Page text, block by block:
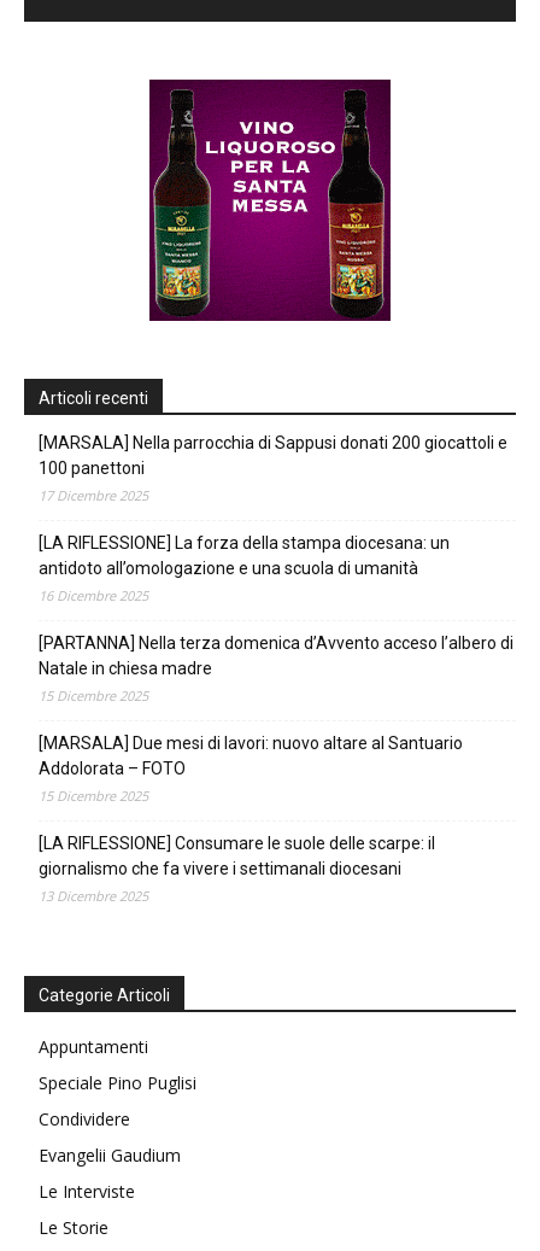
Articoli recenti
[MARSALA] Nella parrocchia di Sappusi donati 200 giocattoli e
100 panettoni
17 Dicembre 2025
[LA RIFLESSIONE] La forza della stampa diocesana: un
antidoto all’omologazione e una scuola di umanità
16 Dicembre 2025
[PARTANNA] Nella terza domenica d’Avvento acceso l’albero di
Natale in chiesa madre
15 Dicembre 2025
[MARSALA] Due mesi di lavori: nuovo altare al Santuario
Addolorata – FOTO
15 Dicembre 2025
[LA RIFLESSIONE] Consumare le suole delle scarpe: il
giornalismo che fa vivere i settimanali diocesani
13 Dicembre 2025
Categorie Articoli
Appuntamenti
Speciale Pino Puglisi
Condividere
Evangelii Gaudium
Le Interviste
Le Storie